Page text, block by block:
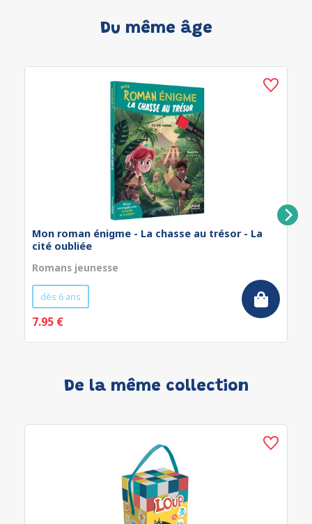
Du même âge
Mon roman énigme - La chasse au trésor - La
cité oubliée
Romans jeunesse
dès 6 ans
7.95 €
De la même collection